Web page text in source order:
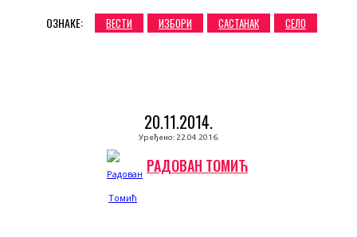
ОЗНАКЕ: ВЕСТИ ИЗБОРИ САСТАНАК СЕЛО
20.11.2014.
Уређено: 22.04.2016.
РАДОВАН ТОМИЋ